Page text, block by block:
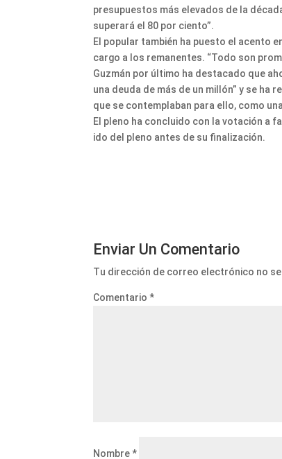
presupuestos más elevados de la
superará el 80 por ciento”.
El popular también ha puesto el acento
cargo a los remanentes. “Todo son
Guzmán por último ha destacado que
una deuda de más de un millón” y se ha
que se contemplaban para ello, como
El pleno ha concluido con la votación a
ido del pleno antes de su finalización.
Enviar Un Comentario
Tu dirección de correo electrónico no
Comentario*
Nombre*